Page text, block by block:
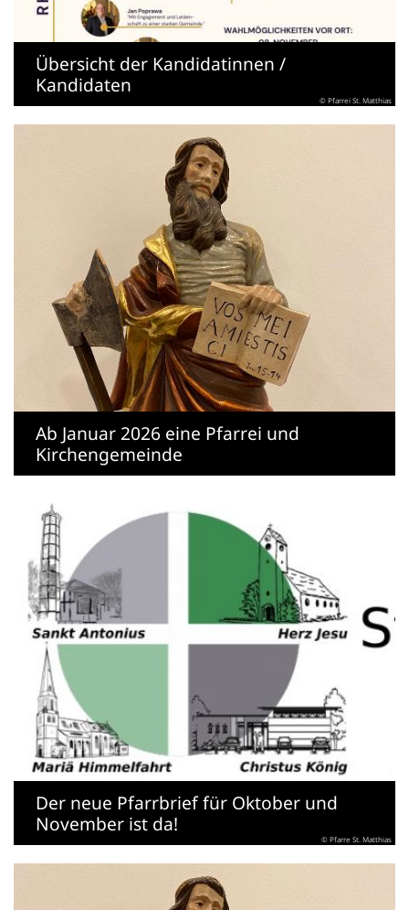
Übersicht der Kandidatinnen /
Kandidaten
© Pfarrei St. Matthias
Ab Januar 2026 eine Pfarrei und
Kirchengemeinde
Der neue Pfarrbrief für Oktober und
November ist da!
© Pfarre St. Matthias